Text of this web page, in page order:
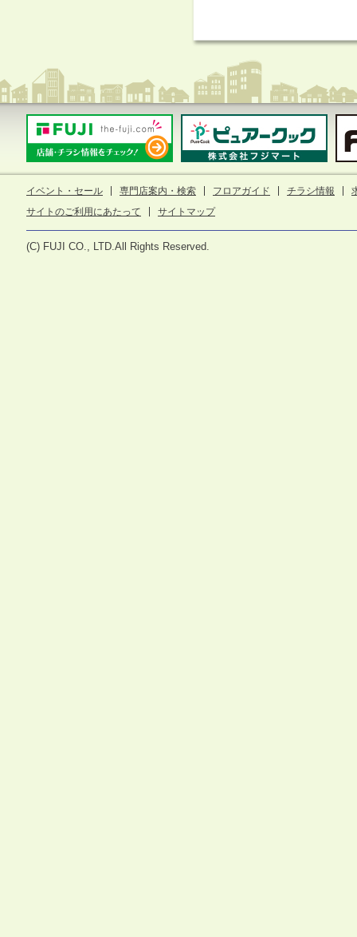
イベント・セール 専門店案内・検索 フロアガイド チラシ情報
サイトのご利用にあたって
サイトマップ
(C) FUJI CO., LTD.All Rights Reserved.